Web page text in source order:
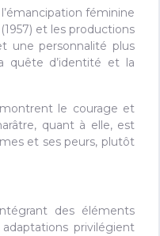
féminine
(1957) et les productions
une personnalité plus
quête d’identité et la
le courage et
quant à elle, est
et ses peurs, plutôt
des éléments
privilégient